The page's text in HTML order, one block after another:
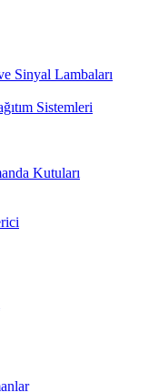
Sinyal Lambaları
Sistemleri
Kutuları